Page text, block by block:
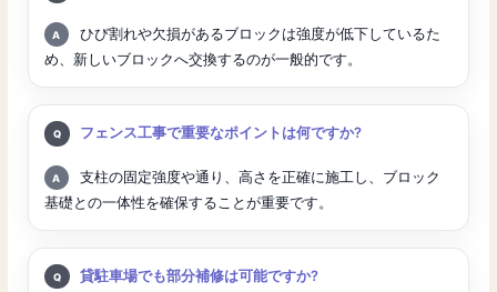
回答:
ひび割れや欠損があるブロックは強度が低下しているた
め、新しいブロックへ交換するのが一般的です。
質問:
フェンス工事で重要なポイントは何ですか?
回答:
支柱の固定強度や通り、高さを正確に施工し、ブロック
基礎との一体性を確保することが重要です。
質問:
貸駐車場でも部分補修は可能ですか?